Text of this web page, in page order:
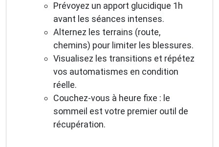
Prévoyez un apport glucidique 1h
avant les séances intenses.
Alternez les terrains (route,
chemins) pour limiter les blessures.
Visualisez les transitions et répétez
vos automatismes en condition
réelle.
Couchez-vous à heure fixe : le
sommeil est votre premier outil de
récupération.